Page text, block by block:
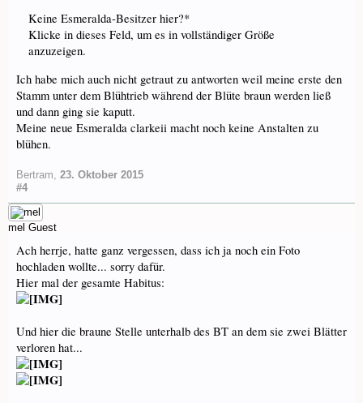
Keine Esmeralda-Besitzer hier?*
Klicke in dieses Feld, um es in vollständiger Größe
anzuzeigen.
Ich habe mich auch nicht getraut zu antworten weil meine erste den
Stamm unter dem Blühtrieb während der Blüte braun werden ließ
und dann ging sie kaputt.
Meine neue Esmeralda clarkeii macht noch keine Anstalten zu
blühen.
Bertram 23. Oktober 2015
#4
mel Guest
Ach herrje, hatte ganz vergessen, dass ich ja noch ein Foto
hochladen wollte... sorry dafür.
Hier mal der gesamte Habitus:
Und hier die braune Stelle unterhalb des BT an dem sie zwei Blätter
verloren hat...